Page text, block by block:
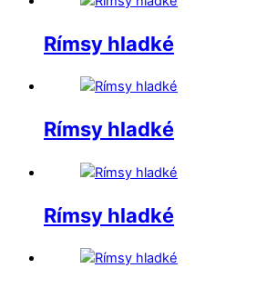
Rímsy hladké
Rímsy hladké
Rímsy hladké